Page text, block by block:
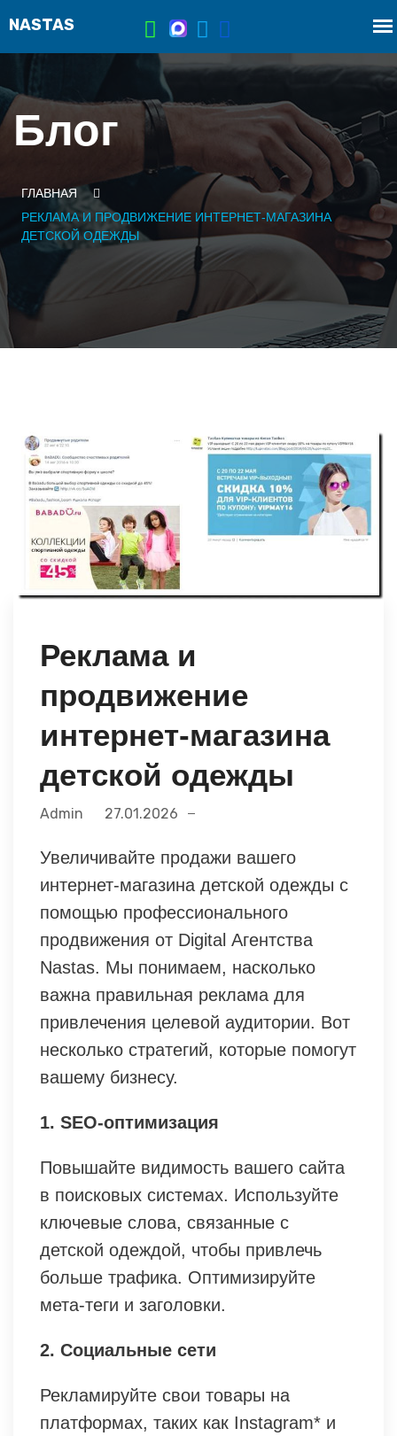
Блог
ГЛАВНАЯ
РЕКЛАМА И ПРОДВИЖЕНИЕ ИНТЕРНЕТ-МАГАЗИНА
ДЕТСКОЙ ОДЕЖДЫ
Реклама и
продвижение
интернет-магазина
детской одежды
Admin 27.01.2026
Увеличивайте продажи вашего
интернет-магазина детской одежды с
помощью профессионального
продвижения от Digital Агентства
Nastas. Мы понимаем, насколько
важна правильная реклама для
привлечения целевой аудитории. Вот
несколько стратегий, которые помогут
вашему бизнесу.
1. SEO-оптимизация
Повышайте видимость вашего сайта
в поисковых системах. Используйте
ключевые слова, связанные с
детской одеждой, чтобы привлечь
больше трафика. Оптимизируйте
мета-теги и заголовки.
2. Социальные сети
Рекламируйте свои товары на
платформах, таких как Instagram* и